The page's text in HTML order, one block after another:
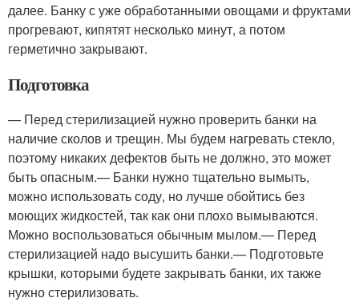
далее. Банку с уже обработанными овощами и фруктами
прогревают, кипятят несколько минут, а потом
герметично закрывают.
Подготовка
— Перед стерилизацией нужно проверить банки на
наличие сколов и трещин. Мы будем нагревать стекло,
поэтому никаких дефектов быть не должно, это может
быть опасным.— Банки нужно тщательно вымыть,
можно использовать соду, но лучше обойтись без
моющих жидкостей, так как они плохо вымываются.
Можно воспользоваться обычным мылом.— Перед
стерилизацией надо высушить банки.— Подготовьте
крышки, которыми будете закрывать банки, их также
нужно стерилизовать.